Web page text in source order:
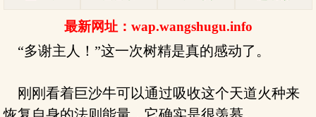
最新网址：wap.wangshugu.info
“多谢主人！”这一次树精是真的感动了。
刚刚看着巨沙牛可以通过吸收这个天道火种来